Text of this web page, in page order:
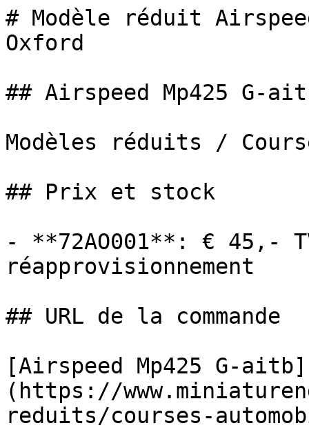
# Modèle réduit
Oxford
## Airspeed Mp425 G-
Modèles réduits /
## Prix et stock
- **72AO001**: € 45,-
réapprovisionnement
## URL de la commande
[Airspeed Mp425 G-aitb]
(https://
reduits/courses-